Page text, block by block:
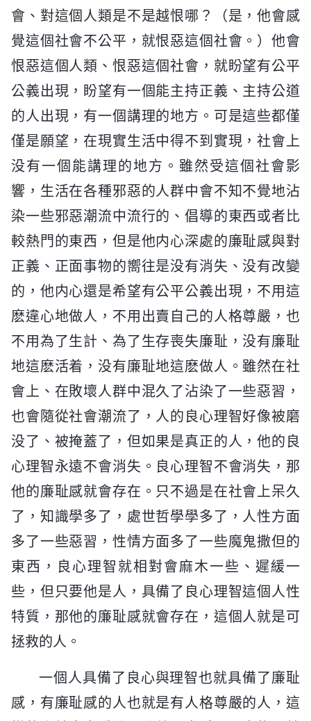
會、對這個人類是不是越恨哪？（是，他會感
覺這個社會不公平，就恨惡這個社會。）他會
恨惡這個人類、恨惡這個社會，就盼望有公平
公義出現，盼望有一個能主持正義、主持公道
的人出現，有一個講理的地方。可是這些都僅
僅是願望，在現實生活中得不到實現，社會上
没有一個能講理的地方。雖然受這個社會影
響，生活在各種邪惡的人群中會不知不覺地沾
染一些邪惡潮流中流行的、倡導的東西或者比
較熱門的東西，但是他内心深處的廉耻感與對
正義、正面事物的嚮往是没有消失、没有改變
的，他内心還是希望有公平公義出現，不用這
麽違心地做人，不用出賣自己的人格尊嚴，也
不用為了生計、為了生存喪失廉耻，没有廉耻
地這麽活着，没有廉耻地這麽做人。雖然在社
會上、在敗壞人群中混久了沾染了一些惡習，
也會隨從社會潮流了，人的良心理智好像被磨
没了、被掩蓋了，但如果是真正的人，他的良
心理智永遠不會消失。良心理智不會消失，那
他的廉耻感就會存在。只不過是在社會上呆久
了，知識學多了，處世哲學學多了，人性方面
多了一些惡習，性情方面多了一些魔鬼撒但的
東西，良心理智就相對會麻木一些、遲緩一
些，但只要他是人，具備了良心理智這個人性
特質，那他的廉耻感就會存在，這個人就是可
拯救的人。
一個人具備了良心與理智也就具備了廉耻
感，有廉耻感的人也就是有人格尊嚴的人，這